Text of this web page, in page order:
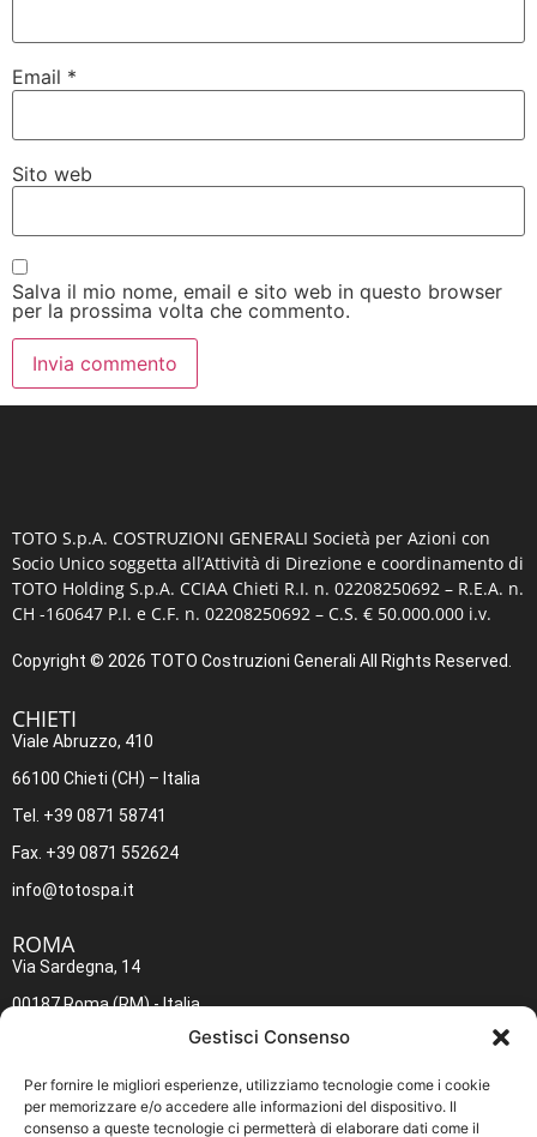
Gestisci Consenso
Per fornire le migliori esperienze, utilizziamo tecnologie come i cookie
per memorizzare e/o accedere alle informazioni del dispositivo. Il
consenso a queste tecnologie ci permetterà di elaborare dati come il
Email *
Sito web
Salva il mio nome, email e sito web in questo browser
per la prossima volta che commento.
TOTO S.p.A. COSTRUZIONI GENERALI Società per Azioni con
Socio Unico soggetta all’Attività di Direzione e coordinamento di
TOTO Holding S.p.A. CCIAA Chieti R.I. n. 02208250692 – R.E.A. n.
CH -160647 P.I. e C.F. n. 02208250692 – C.S. € 50.000.000 i.v.
Copyright © 2026 TOTO Costruzioni Generali All Rights Reserved.
CHIETI​
Viale Abruzzo, 410
66100 Chieti (CH) – Italia
Tel. +39 0871 58741
Fax. +39 0871 552624
info@totospa.it
ROMA​
Via Sardegna, 14
00187 Roma (RM) - Italia
Fax. +39 06 4883645
inforoma@totospa.it